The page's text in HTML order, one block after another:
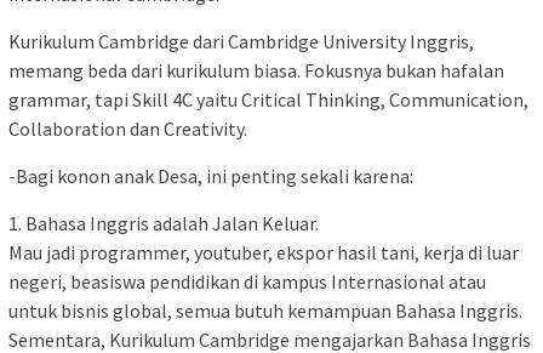
Kurikulum Cambridge dari Cambridge University Inggris,
memang beda dari kurikulum biasa. Fokusnya bukan hafalan
grammar, tapi Skill 4C yaitu Critical Thinking, Communication,
Collaboration dan Creativity.
-Bagi konon anak Desa, ini penting sekali karena:
1. Bahasa Inggris adalah Jalan Keluar.
Mau jadi programmer, youtuber, ekspor hasil tani, kerja di luar
negeri, beasiswa pendidikan di kampus Internasional atau
untuk bisnis global, semua butuh kemampuan Bahasa Inggris.
Sementara, Kurikulum Cambridge mengajarkan Bahasa Inggris